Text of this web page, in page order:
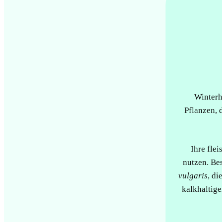
Pflanzen,
Ihre
nutzen.
vulgaris,